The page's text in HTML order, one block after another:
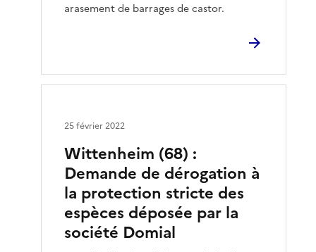
arasement de barrages de castor.
Wittenheim (68) :
Demande de dérogation à
la protection stricte des
espèces déposée par la
société Domial
25 février 2022